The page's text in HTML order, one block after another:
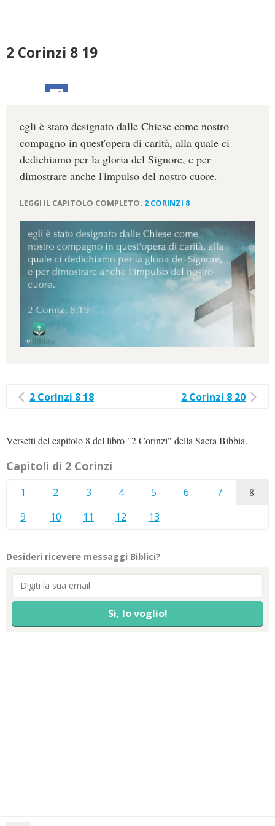
2 Corinzi 8 19
egli è stato designato dalle Chiese come nostro
compagno in quest'opera di carità, alla quale ci
dedichiamo per la gloria del Signore, e per
dimostrare anche l'impulso del nostro cuore.
LEGGI IL CAPITOLO COMPLETO: 2 CORINZI 8
2 Corinzi 8 18 2 Corinzi 8 20
Versetti del capitolo 8 del libro "2 Corinzi" della Sacra Bibbia.
Capitoli di 2 Corinzi
1 2 3 4 5 6 7 8
9 10 11 12 13
Desideri ricevere messaggi Biblici?